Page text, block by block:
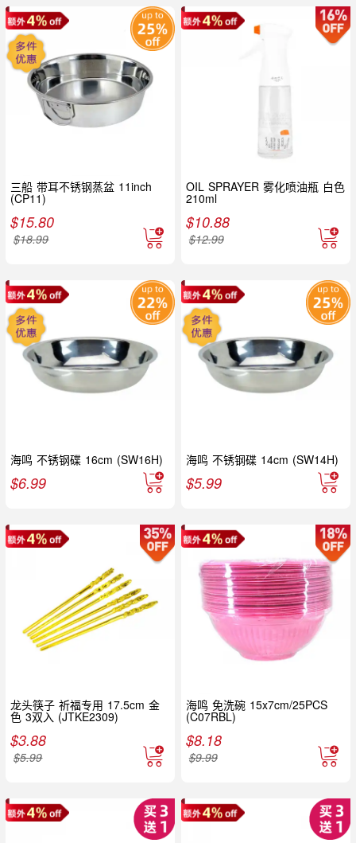
三船 带耳不锈钢蒸盆 11inch
(CP11)
$15.80
$18.99
OIL SPRAYER 雾化喷油瓶 白色
210ml
$10.88
$12.99
海鸣 不锈钢碟 16cm (SW16H)
$6.99
海鸣 不锈钢碟 14cm (SW14H)
$5.99
龙头筷子 祈福专用 17.5cm 金
色 3双入 (JTKE2309)
$3.88
$5.99
海鸣 免洗碗 15x7cm/25PCS
(C07RBL)
$8.18
$9.99